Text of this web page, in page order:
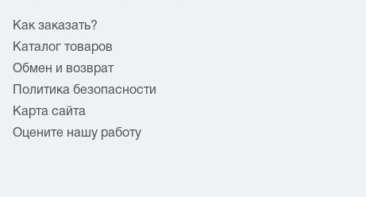
Как заказать?
Каталог товаров
Обмен и возврат
Политика безопасности
Карта сайта
Оцените нашу работу